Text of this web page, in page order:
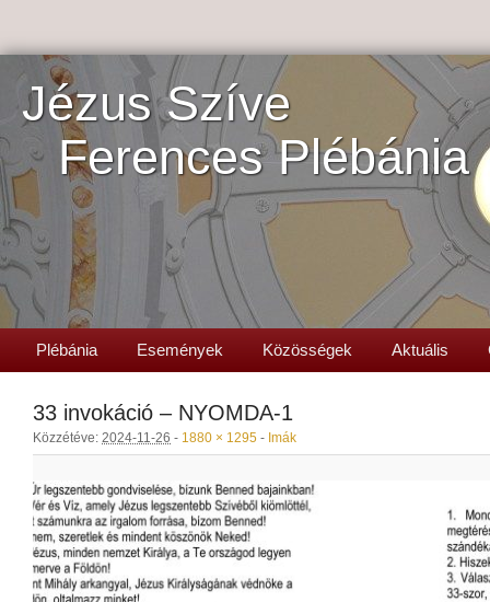
Jézus Szíve
Ferences Plébánia
Plébánia Események Közösségek Aktuális
33 invokáció – NYOMDA-1
Közzétéve: 2024-11-26 - 1880 × 1295 - Imák